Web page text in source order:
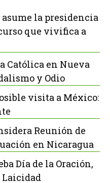
la presidencia
que vivifica a
Católica en Nueva
y Odio
visita a México:
Reunión de
en Nicaragua
Día de la Oración,
Laicidad